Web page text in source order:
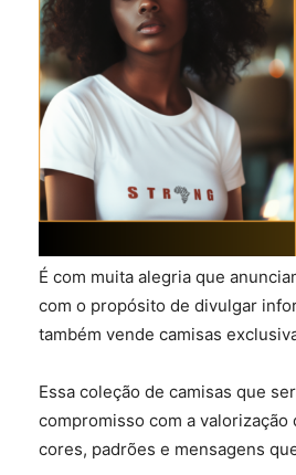
É com muita alegria que
com o propósito de divulgar
também vende camisas
Essa coleção de camisas que
compromisso com a
cores, padrões e mensagens